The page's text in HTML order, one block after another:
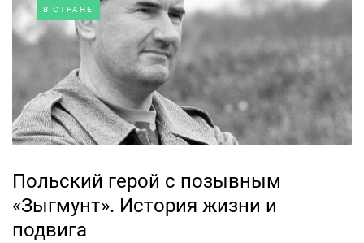
В СТРАНЕ
Польский герой с позывным
«Зыгмунт». История жизни и
подвига